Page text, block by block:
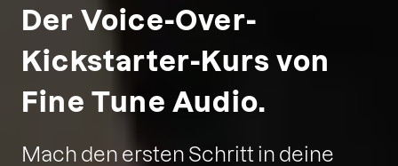
Der Voice-Over-
Kickstarter-Kurs von
Fine Tune Audio.
Mach den ersten Schritt in deine